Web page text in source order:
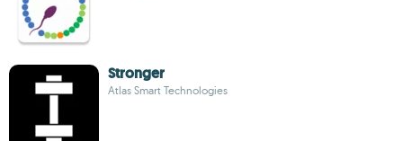
Stronger
Atlas Smart Technologies